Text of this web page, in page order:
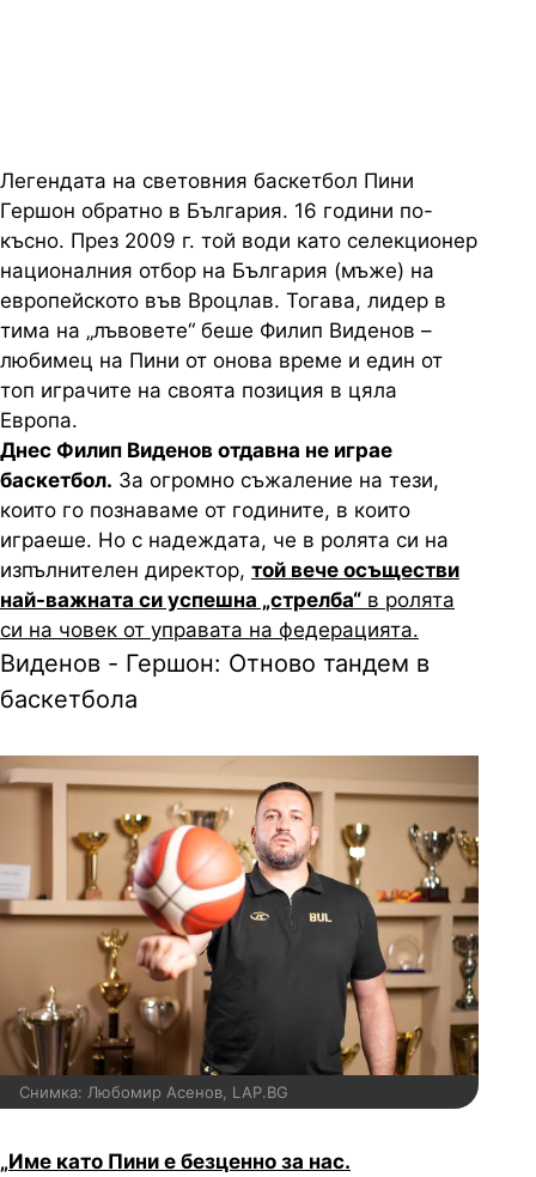
Легендата на световния баскетбол Пини
Гершон обратно в България. 16 години по-
късно. През 2009 г. той води като селекционер
националния отбор на България (мъже) на
европейското във Вроцлав. Тогава, лидер в
тима на „лъвовете“ беше Филип Виденов –
любимец на Пини от онова време и един от
топ играчите на своята позиция в цяла
Европа.
Днес Филип Виденов отдавна не играе
баскетбол. За огромно съжаление на тези,
които го познаваме от годините, в които
играеше. Но с надеждата, че в ролята си на
изпълнителен директор, той вече осъществи
най-важната си успешна „стрелба“ в ролята
си на човек от управата на федерацията.
Виденов - Гершон: Отново тандем в
баскетбола
Снимка: Любомир Асенов, LAP.BG
„Име като Пини е безценно за нас.